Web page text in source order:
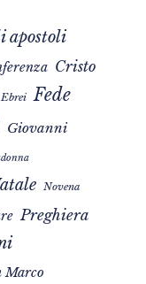
apostoli
Cristo
Ebrei Fede
Giovanni
Novena
Preghiera
Marco